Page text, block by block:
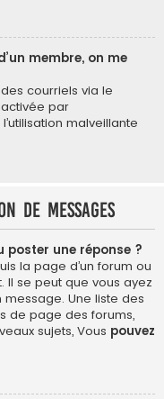
membre, on me
courriels via le
par
malveillante
de messages
poster une réponse ?
la page d’un forum ou
Il se peut que vous ayez
Une liste des
de page des forums,
sujets, Vous pouvez